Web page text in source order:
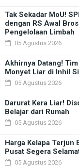
Tak Sekadar MoU!
dengan RS Awal
Pengelolaan Limbah
05 Agustus 2026
Akhirnya Datang!
Monyet Liar di Inhil
05 Agustus 2026
Darurat Kera Liar!
Belajar dari Rumah
05 Agustus 2026
Harga Kelapa Terjun
Pusat Segera
05 Agustus 2026